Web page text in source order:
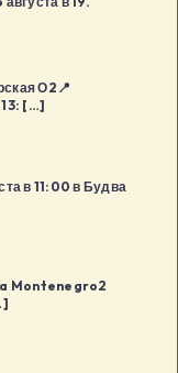
О2📍
[…]
в 11:00 в Будва
Montenegro2